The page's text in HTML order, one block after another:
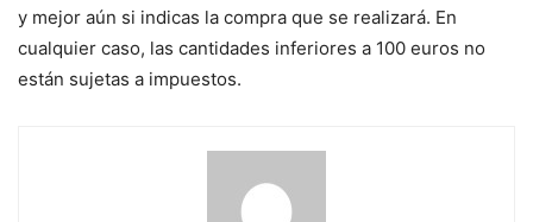
y mejor aún si indicas la compra que se realizará. En
cualquier caso, las cantidades inferiores a 100 euros no
están sujetas a impuestos.